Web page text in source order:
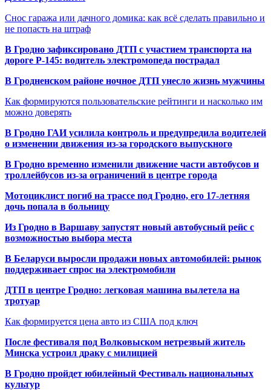
Снос гаража или дачного домика: как всё сделать правильно и
не попасть на штраф
В Гродно зафиксировано ДТП с участием транспорта на
дороге Р-145: водитель электромопеда пострадал
В Гродненском районе ночное ДТП унесло жизнь мужчины
Как формируются пользовательские рейтинги и насколько им
можно доверять
В Гродно ГАИ усилила контроль и предупредила водителей
о изменении движения из-за городского выпускного
В Гродно временно изменили движение части автобусов и
троллейбусов из-за ограничений в центре города
Мотоциклист погиб на трассе под Гродно, его 17-летняя
дочь попала в больницу
Из Гродно в Варшаву запустят новый автобусный рейс с
возможностью выбора места
В Беларуси выросли продажи новых автомобилей: рынок
поддерживает спрос на электромобили
ДТП в центре Гродно: легковая машина вылетела на
тротуар
Как формируется цена авто из США под ключ
После фестиваля под Волковыском нетрезвый житель
Минска устроил драку с милицией
В Гродно пройдет юбилейный Фестиваль национальных
культур